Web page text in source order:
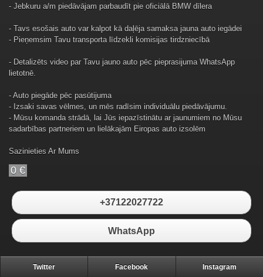
- Jebkuru a/m piedāvājam parbaudīt pie oficiālā BMW dīlera
- Tavs esošais auto var kalpot kā daļēja samaksa jauna auto iegādei
- Pieņemsim Tavu transporta līdzekli komisijas tirdzniecībā
- Detalizēts video par Tavu jauno auto pēc pieprasijuma WhatsApp
lietotnē.
- Auto piegāde pēc pasūtijuma
- Izsaki savas vēlmes, un mēs radīsim individuālu piedāvājumu.
- Mūsu komanda strādā, lai Jūs iepazīstinātu ar jaunumiem no Mūsu
sadarbības partneriem un lielākajām Eiropas auto izsolēm
Sazinieties Ar Mums
0 €
+37122027722
WhatsApp
Twitter Facebook Instagram